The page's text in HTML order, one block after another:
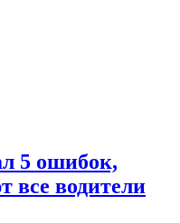
5 ошибок,
все водители